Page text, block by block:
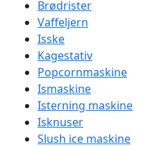
Brødrister
Vaffeljern
Isske
Kagestativ
Popcornmaskine
Ismaskine
Isterning maskine
Isknuser
Slush ice maskine